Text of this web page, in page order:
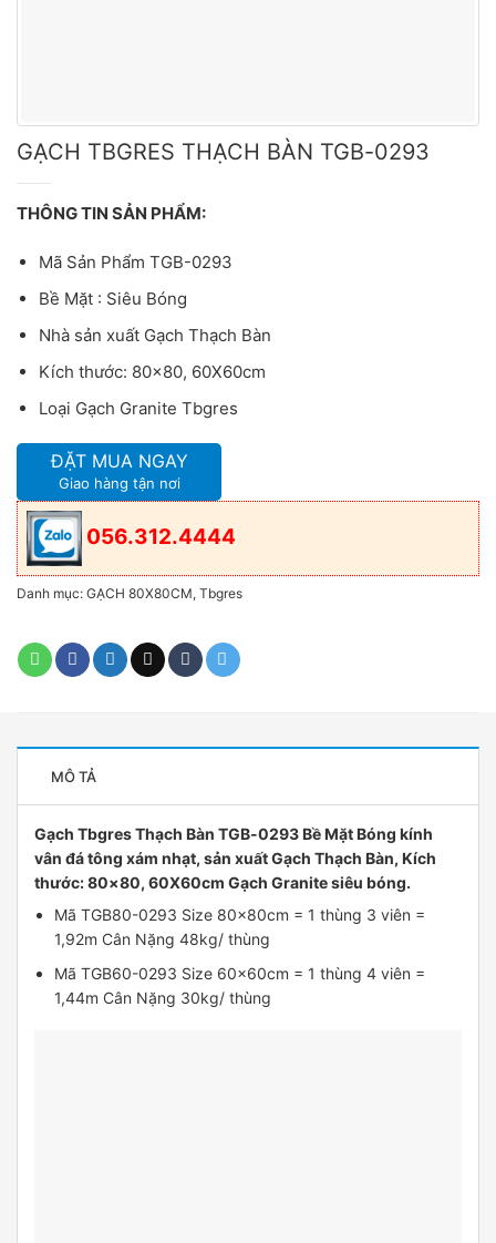
GẠCH TBGRES THẠCH BÀN TGB-0293
THÔNG TIN SẢN PHẨM:
Mã Sản Phẩm TGB-0293
Bề Mặt : Siêu Bóng
Nhà sản xuất Gạch Thạch Bàn
Kích thước: 80×80, 60X60cm
Loại Gạch Granite Tbgres
ĐẶT MUA NGAY
Giao hàng tận nơi
056.312.4444
Danh mục: GẠCH 80X80CM, Tbgres
MÔ TẢ
Gạch Tbgres Thạch Bàn TGB-0293 Bề Mặt Bóng kính
vân đá tông xám nhạt, sản xuất Gạch Thạch Bàn, Kích
thước: 80×80, 60X60cm Gạch Granite siêu bóng.
Mã TGB80-0293 Size 80x80cm = 1 thùng 3 viên =
1,92m Cân Nặng 48kg/ thùng
Mã TGB60-0293 Size 60x60cm = 1 thùng 4 viên =
1,44m Cân Nặng 30kg/ thùng